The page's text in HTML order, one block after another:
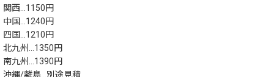
関西…1150円
中国…1240円
四国…1210円
北九州…1350円
南九州…1390円
沖縄/離島…別途見積